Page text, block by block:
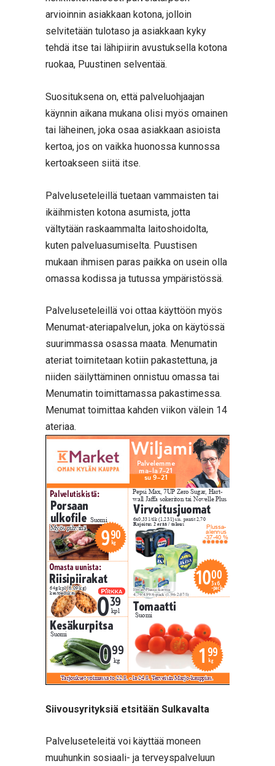
arvioinnin asiakkaan kotona, jolloin
selvitetään tulotaso ja asiakkaan kyky
tehdä itse tai lähipiirin avustuksella kotona
ruokaa, Puustinen selventää.
Suosituksena on, että palveluohjaajan
käynnin aikana mukana olisi myös omainen
tai läheinen, joka osaa asiakkaan asioista
kertoa, jos on vaikka huonossa kunnossa
kertoakseen siitä itse.
Palveluseteleillä tuetaan vammaisten tai
ikäihmisten kotona asumista, jotta
vältytään raskaammalta laitoshoidolta,
kuten palveluasumiselta. Puustisen
mukaan ihmisen paras paikka on usein olla
omassa kodissa ja tutussa ympäristössä.
Palveluseteleillä voi ottaa käyttöön myös
Menumat-ateriapalvelun, joka on käytössä
suurimmassa osassa maata. Menumatin
ateriat toimitetaan kotiin pakastettuna, ja
niiden säilyttäminen onnistuu omassa tai
Menumatin toimittamassa pakastimessa.
Menumat toimittaa kahden viikon välein 14
ateriaa.
Siivousyrityksiä etsitään Sulkavalta
Palveluseteleitä voi käyttää moneen
muuhunkin sosiaali- ja terveyspalveluun